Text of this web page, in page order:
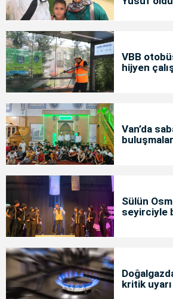
VBB
hijyen
Van’da
Sülün
seyirciyle
kritik uyarı